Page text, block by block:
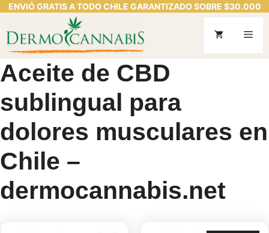
ENVIÓ GRATIS A TODO CHILE GARANTIZADO SOBRE $30.000
al
contenido
Aceite de CBD
sublingual para
dolores musculares en
Chile –
dermocannabis.net